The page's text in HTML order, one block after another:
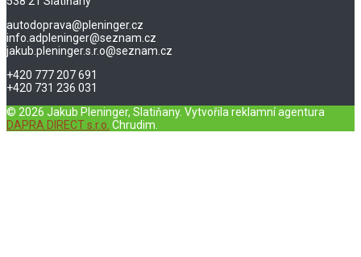
autodoprava@pleninger.cz
info.adpleninger@seznam.cz
jakub.pleninger.s.r.o@seznam.cz
+420 777 207 691
+420 731 236 031
© 2026 Jakub Pleninger, Slatiňany. Vytvořila reklamní agentura
DAPRA DIRECT s.r.o. Chrudim.